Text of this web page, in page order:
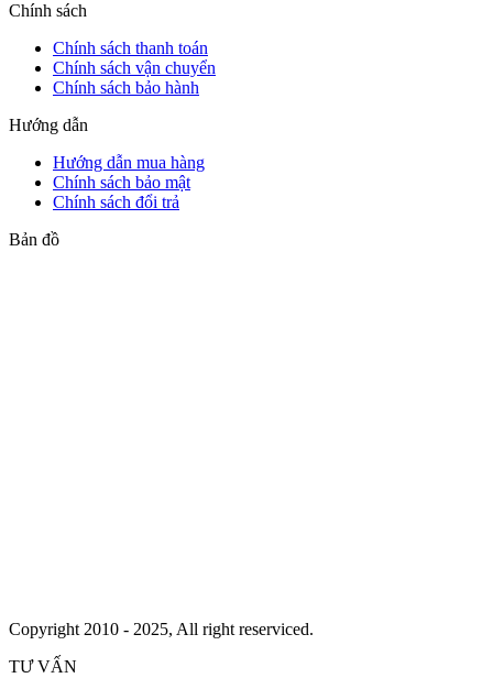
Chính sách
Chính sách thanh toán
Chính sách vận chuyển
Chính sách bảo hành
Hướng dẫn
Hướng dẫn mua hàng
Chính sách bảo mật
Chính sách đổi trả
Bản đồ
Copyright 2010 - 2025, All right reserviced.
TƯ VẤN